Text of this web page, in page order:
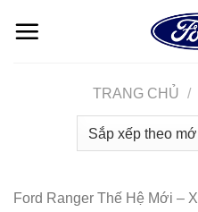
TRANG CHỦ /
Ford Ranger Thế Hệ Mới –